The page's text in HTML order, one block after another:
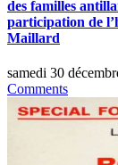
des familles
participation de
Maillard
samedi 30
Comments